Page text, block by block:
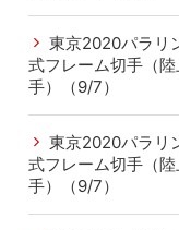
東京2020パラリ
式フレーム切手（
手）（9/7）
東京2020パラリ
式フレーム切手（
手）（9/7）